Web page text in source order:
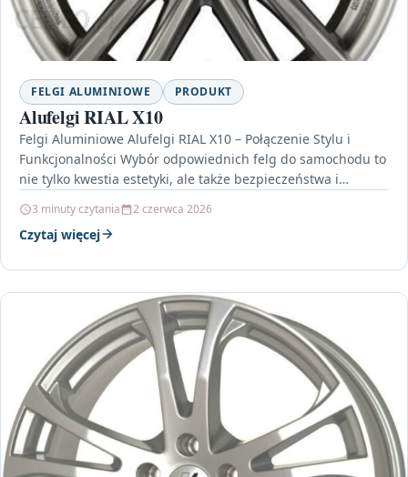
FELGI ALUMINIOWE PRODUKT
Alufelgi RIAL X10
Felgi Aluminiowe Alufelgi RIAL X10 – Połączenie Stylu i
Funkcjonalności Wybór odpowiednich felg do samochodu to
nie tylko kwestia estetyki, ale także bezpieczeństwa i…
3 minuty czytania 2 czerwca 2026
Czytaj więcej